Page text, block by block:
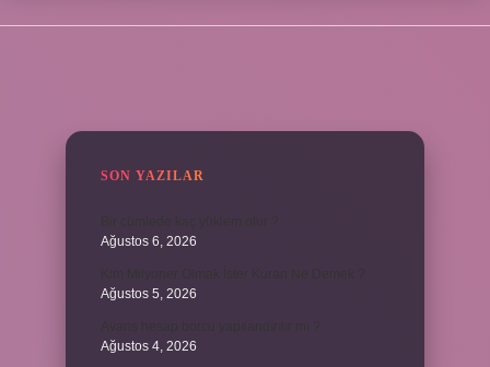
SON YAZILAR
Ağustos 6, 2026
Ağustos 5, 2026
Ağustos 4, 2026